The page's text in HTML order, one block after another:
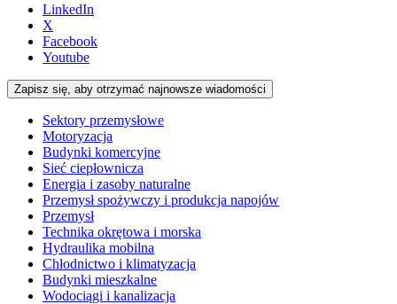
LinkedIn
X
Facebook
Youtube
Zapisz się, aby otrzymać najnowsze wiadomości
Sektory przemysłowe
Motoryzacja
Budynki komercyjne
Sieć ciepłownicza
Energia i zasoby naturalne
Przemysł spożywczy i produkcja napojów
Przemysł
Technika okrętowa i morska
Hydraulika mobilna
Chłodnictwo i klimatyzacja
Budynki mieszkalne
Wodociągi i kanalizacja